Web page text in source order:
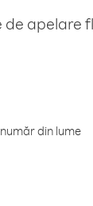
apelare
din lume